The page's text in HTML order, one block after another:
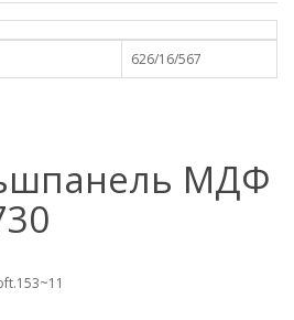
626/16/567
МДФ